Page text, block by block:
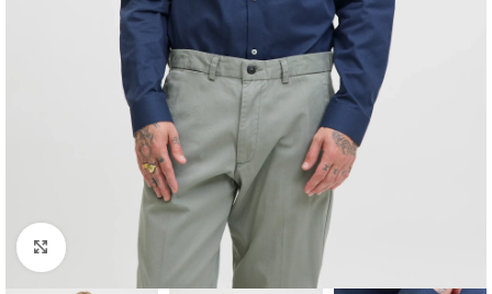
Clique para ampliar